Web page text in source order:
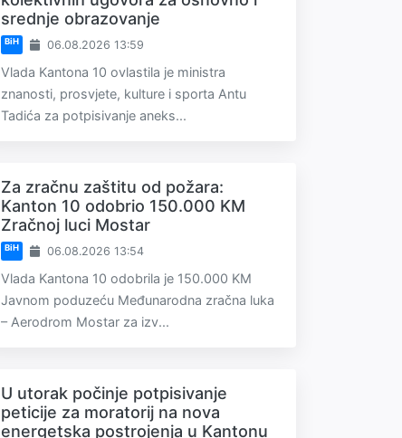
srednje obrazovanje
BiH 06.08.2026 13:59
Vlada Kantona 10 ovlastila je ministra
znanosti, prosvjete, kulture i sporta Antu
Tadića za potpisivanje aneks...
Za zračnu zaštitu od požara:
Kanton 10 odobrio 150.000 KM
Zračnoj luci Mostar
BiH 06.08.2026 13:54
Vlada Kantona 10 odobrila je 150.000 KM
Javnom poduzeću Međunarodna zračna luka
– Aerodrom Mostar za izv...
U utorak počinje potpisivanje
peticije za moratorij na nova
energetska postrojenja u Kantonu